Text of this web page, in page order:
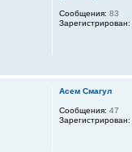
Сообщения: 83
Зарегистрирован:
Асем Смагул
Сообщения: 47
Зарегистрирован: